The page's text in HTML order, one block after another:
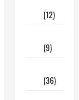
(12)
(9)
(36)